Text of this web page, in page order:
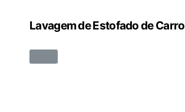
Lavagem de Estofado de Carro